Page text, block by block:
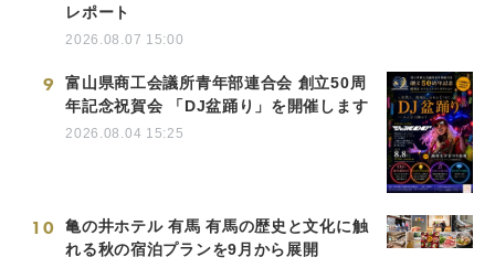
レポート
2026.08.07 15:00
9
富山県商工会議所青年部連合会 創立50周
年記念祝賀会 「DJ盆踊り」を開催します
2026.08.04 15:25
10
亀の井ホテル 有馬 有馬の歴史と文化に触
れる秋の宿泊プランを9月から展開